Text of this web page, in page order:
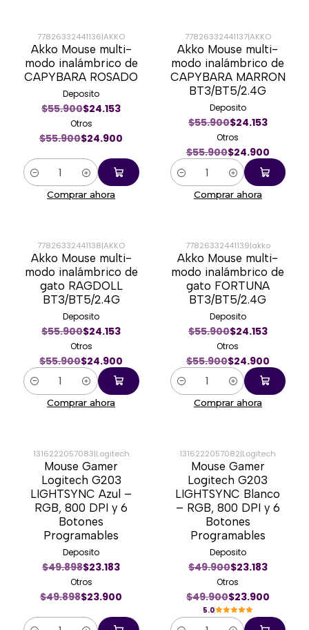
-55%
77826332441136|AKKO
Akko Mouse multi-
modo inalámbrico de
CAPYBARA ROSADO
Deposito
$55.900$24.153
Otros
$55.900$24.900
Cantidad
Comprar ahora
-55%
77826332441137|AKKO
Akko Mouse multi-
modo inalámbrico de
CAPYBARA MARRON
BT3/BT5/2.4G
Deposito
$55.900$24.153
Otros
$55.900$24.900
Cantidad
Comprar ahora
-55%
77826332441138|AKKO
Akko Mouse multi-
modo inalámbrico de
gato RAGDOLL
BT3/BT5/2.4G
Deposito
$55.900$24.153
Otros
$55.900$24.900
Cantidad
Comprar ahora
-55%
77826332441139|akko
Akko Mouse multi-
modo inalámbrico de
gato FORTUNA
BT3/BT5/2.4G
Deposito
$55.900$24.153
Otros
$55.900$24.900
Cantidad
Comprar ahora
-52%
1316222057083|Logitech
Mouse Gamer
Logitech G203
LIGHTSYNC Azul –
RGB, 800 DPI y 6
Botones
Programables
Deposito
$49.898$23.183
Otros
$49.898$23.900
-52%
1316222057082|Logitech
Mouse Gamer
Logitech G203
LIGHTSYNC Blanco
– RGB, 800 DPI y 6
Botones
Programables
Deposito
$49.900$23.183
Otros
$49.900$23.900
5.0